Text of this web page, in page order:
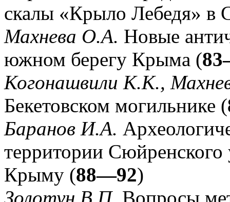
скалы «Крыло Лебедя» в
Махнева О.А. Новые
южном берегу Крыма (
Когонашвили К.К.,
Бекетовском могильнике (
Баранов И.А.
территории Сюйренского
Крыму (88—92)